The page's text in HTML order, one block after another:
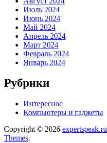
Июль 2024
Июнь 2024
Май 2024
Апрель 2024
Март 2024
Февраль 2024
Январь 2024
Рубрики
Интересное
Компьютеры и гаджеты
Copyright © 2026 expertspeak.ru
Themes.